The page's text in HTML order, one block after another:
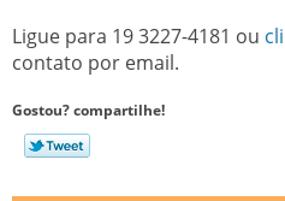
Ligue para 19 3227-4181 ou
contato por email.
Gostou? compartilhe!